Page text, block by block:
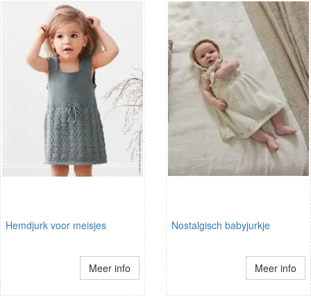
Hemdjurk voor meisjes
Meer info
Nostalgisch babyjurkje
Meer info